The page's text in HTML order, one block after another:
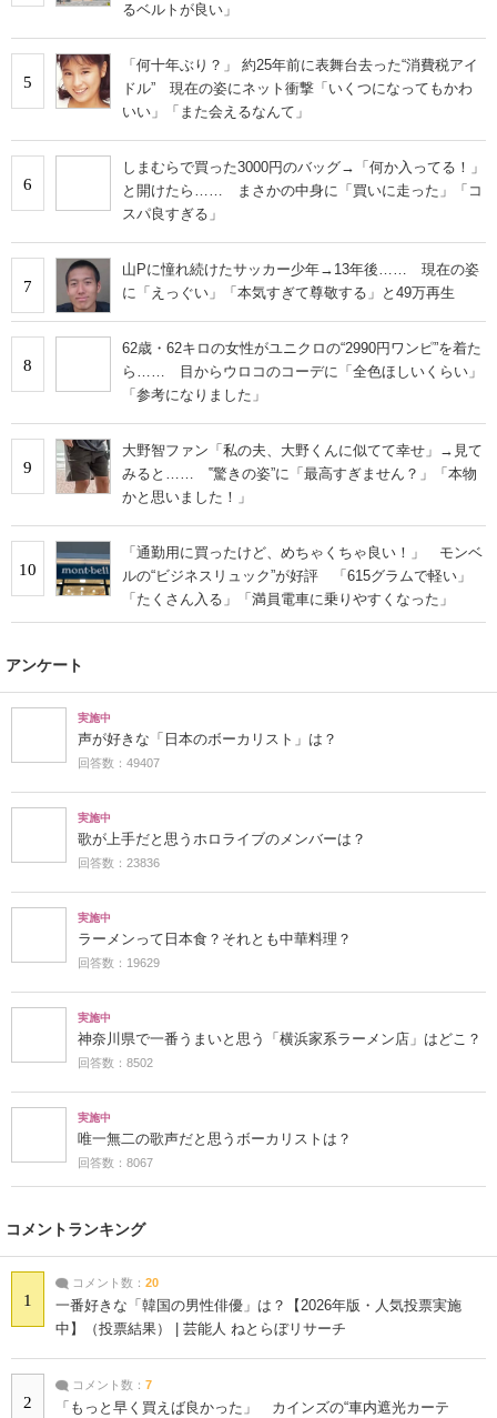
るベルトが良い」
5
「何十年ぶり？」 約25年前に表舞台去った“消費税アイ
ドル” 現在の姿にネット衝撃「いくつになってもかわ
いい」「また会えるなんて」
6
しまむらで買った3000円のバッグ→「何か入ってる！」
と開けたら…… まさかの中身に「買いに走った」「コ
スパ良すぎる」
7
山Pに憧れ続けたサッカー少年→13年後…… 現在の姿
に「えっぐい」「本気すぎて尊敬する」と49万再生
8
62歳・62キロの女性がユニクロの“2990円ワンピ”を着た
ら…… 目からウロコのコーデに「全色ほしいくらい」
「参考になりました」
9
大野智ファン「私の夫、大野くんに似てて幸せ」→見て
みると…… ‟驚きの姿”に「最高すぎません？」「本物
かと思いました！」
10
「通勤用に買ったけど、めちゃくちゃ良い！」 モンベ
ルの“ビジネスリュック”が好評 「615グラムで軽い」
「たくさん入る」「満員電車に乗りやすくなった」
アンケート
実施中
声が好きな「日本のボーカリスト」は？
回答数：49407
実施中
歌が上手だと思うホロライブのメンバーは？
回答数：23836
実施中
ラーメンって日本食？それとも中華料理？
回答数：19629
実施中
神奈川県で一番うまいと思う「横浜家系ラーメン店」はどこ？
回答数：8502
実施中
唯一無二の歌声だと思うボーカリストは？
回答数：8067
コメントランキング
1
コメント数： 20
一番好きな「韓国の男性俳優」は？【2026年版・人気投票実施
中】（投票結果） | 芸能人 ねとらぼリサーチ
2
コメント数： 7
「もっと早く買えば良かった」 カインズの“車内遮光カーテ